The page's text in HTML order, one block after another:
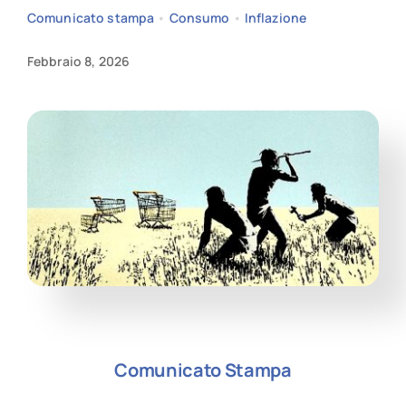
Comunicato stampa • Consumo • Inflazione
Febbraio 8, 2026
Comunicato Stampa